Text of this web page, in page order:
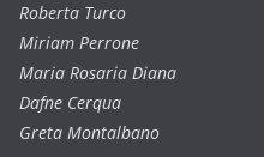
Roberta Turco
Miriam Perrone
Maria Rosaria Diana
Dafne Cerqua
Greta Montalbano